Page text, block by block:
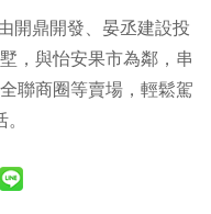
開鼎開發、晏丞建設投
，與怡安果市為鄰，串
聯商圈等賣場，輕鬆駕